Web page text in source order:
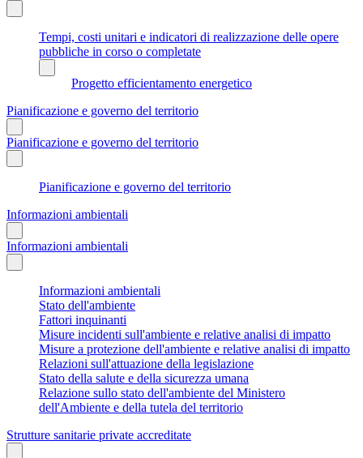
Tempi, costi unitari e indicatori di realizzazione delle opere
pubbliche in corso o completate
Progetto efficientamento energetico
Pianificazione e governo del territorio
Pianificazione e governo del territorio
Pianificazione e governo del territorio
Informazioni ambientali
Informazioni ambientali
Informazioni ambientali
Stato dell'ambiente
Fattori inquinanti
Misure incidenti sull'ambiente e relative analisi di impatto
Misure a protezione dell'ambiente e relative analisi di impatto
Relazioni sull'attuazione della legislazione
Stato della salute e della sicurezza umana
Relazione sullo stato dell'ambiente del Ministero
dell'Ambiente e della tutela del territorio
Strutture sanitarie private accreditate